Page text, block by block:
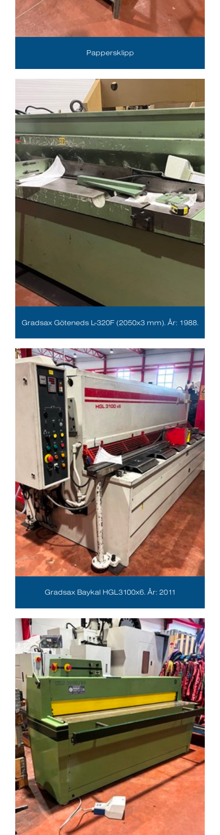
Pappersklipp
Gradsax Göteneds L-320F (2050x3 mm). År: 1988.
Gradsax Baykal HGL3100x6. År: 2011